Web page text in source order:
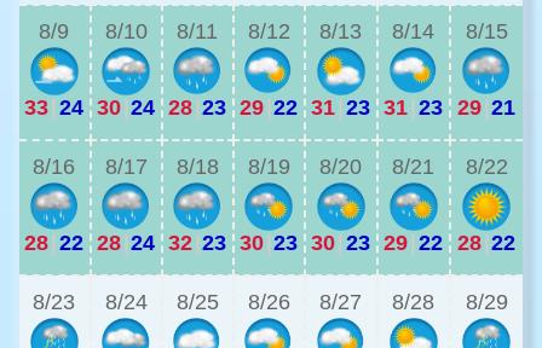
8/9
33 24
8/10
30 24
8/11
28 23
8/12
29 22
8/13
31 23
8/14
31 23
8/15
29 21
8/16
28 22
8/17
28 24
8/18
32 23
8/19
30 23
8/20
30 23
8/21
29 22
8/22
28 22
8/23 8/24 8/25 8/26 8/27 8/28 8/29